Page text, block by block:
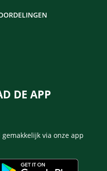
DE APP
via onze app